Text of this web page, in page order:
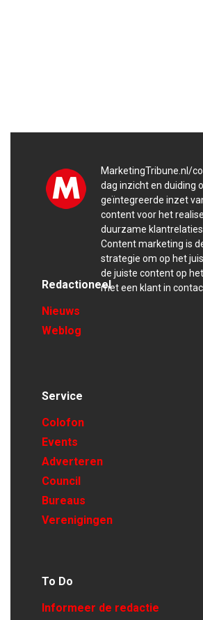
MarketingTribune.nl/
dag inzicht en duiding
geïntegreerde inzet
content voor het
duurzame klantrelaties
Content marketing is
strategie om op het
de juiste content op
met een klant in
Redactioneel
Nieuws
Weblog
Service
Colofon
Events
Adverteren
Council
Bureaus
Verenigingen
To Do
Informeer de redactie